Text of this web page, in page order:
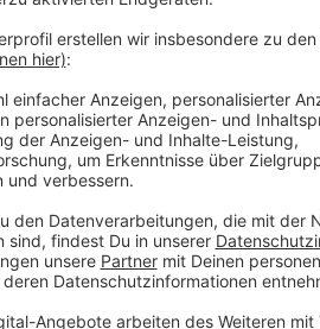
Anzeige
Weitere Infos:
Anzeige